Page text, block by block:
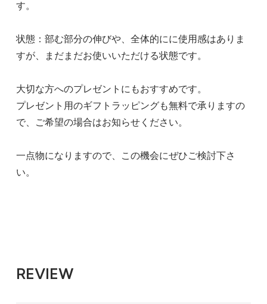
す。
状態：部む部分の伸びや、全体的にに使用感はありま
すが、まだまだお使いいただける状態です。
大切な方へのプレゼントにもおすすめです。
プレゼント用のギフトラッピングも無料で承りますの
で、ご希望の場合はお知らせください。
一点物になりますので、この機会にぜひご検討下さ
い。
REVIEW